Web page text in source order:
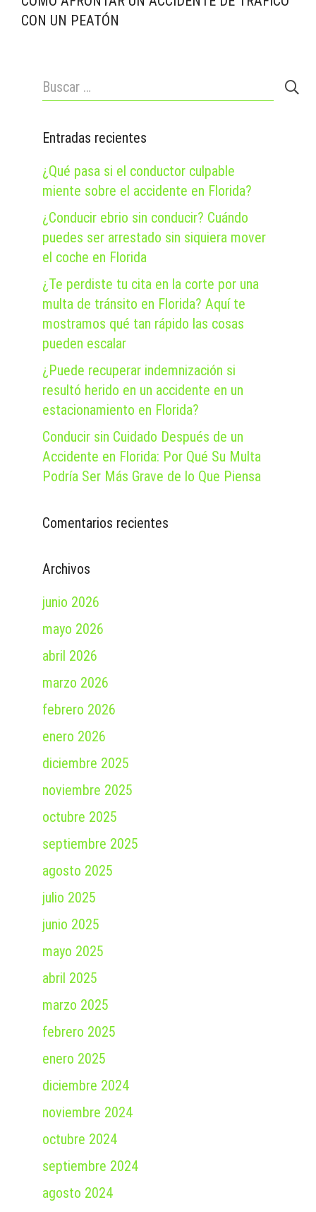
CON UN PEATÓN
Buscar:
Entradas recientes
¿Qué pasa si el conductor culpable
miente sobre el accidente en Florida?
¿Conducir ebrio sin conducir? Cuándo
puedes ser arrestado sin siquiera mover
el coche en Florida
¿Te perdiste tu cita en la corte por una
multa de tránsito en Florida? Aquí te
mostramos qué tan rápido las cosas
pueden escalar
¿Puede recuperar indemnización si
resultó herido en un accidente en un
estacionamiento en Florida?
Conducir sin Cuidado Después de un
Accidente en Florida: Por Qué Su Multa
Podría Ser Más Grave de lo Que Piensa
Comentarios recientes
Archivos
junio 2026
mayo 2026
abril 2026
marzo 2026
febrero 2026
enero 2026
diciembre 2025
noviembre 2025
octubre 2025
septiembre 2025
agosto 2025
julio 2025
junio 2025
mayo 2025
abril 2025
marzo 2025
febrero 2025
enero 2025
diciembre 2024
noviembre 2024
octubre 2024
septiembre 2024
agosto 2024